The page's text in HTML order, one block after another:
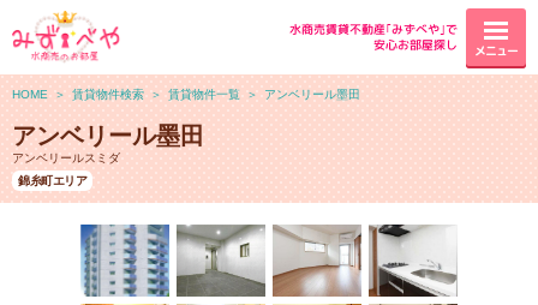
水商売賃貸不動産｢みずべや｣で
安心お部屋探し
メニュー
HOME ＞ 賃貸物件検索 ＞ 賃貸物件一覧 ＞ アンベリール墨田
アンベリール墨田
アンベリールスミダ
錦糸町エリア